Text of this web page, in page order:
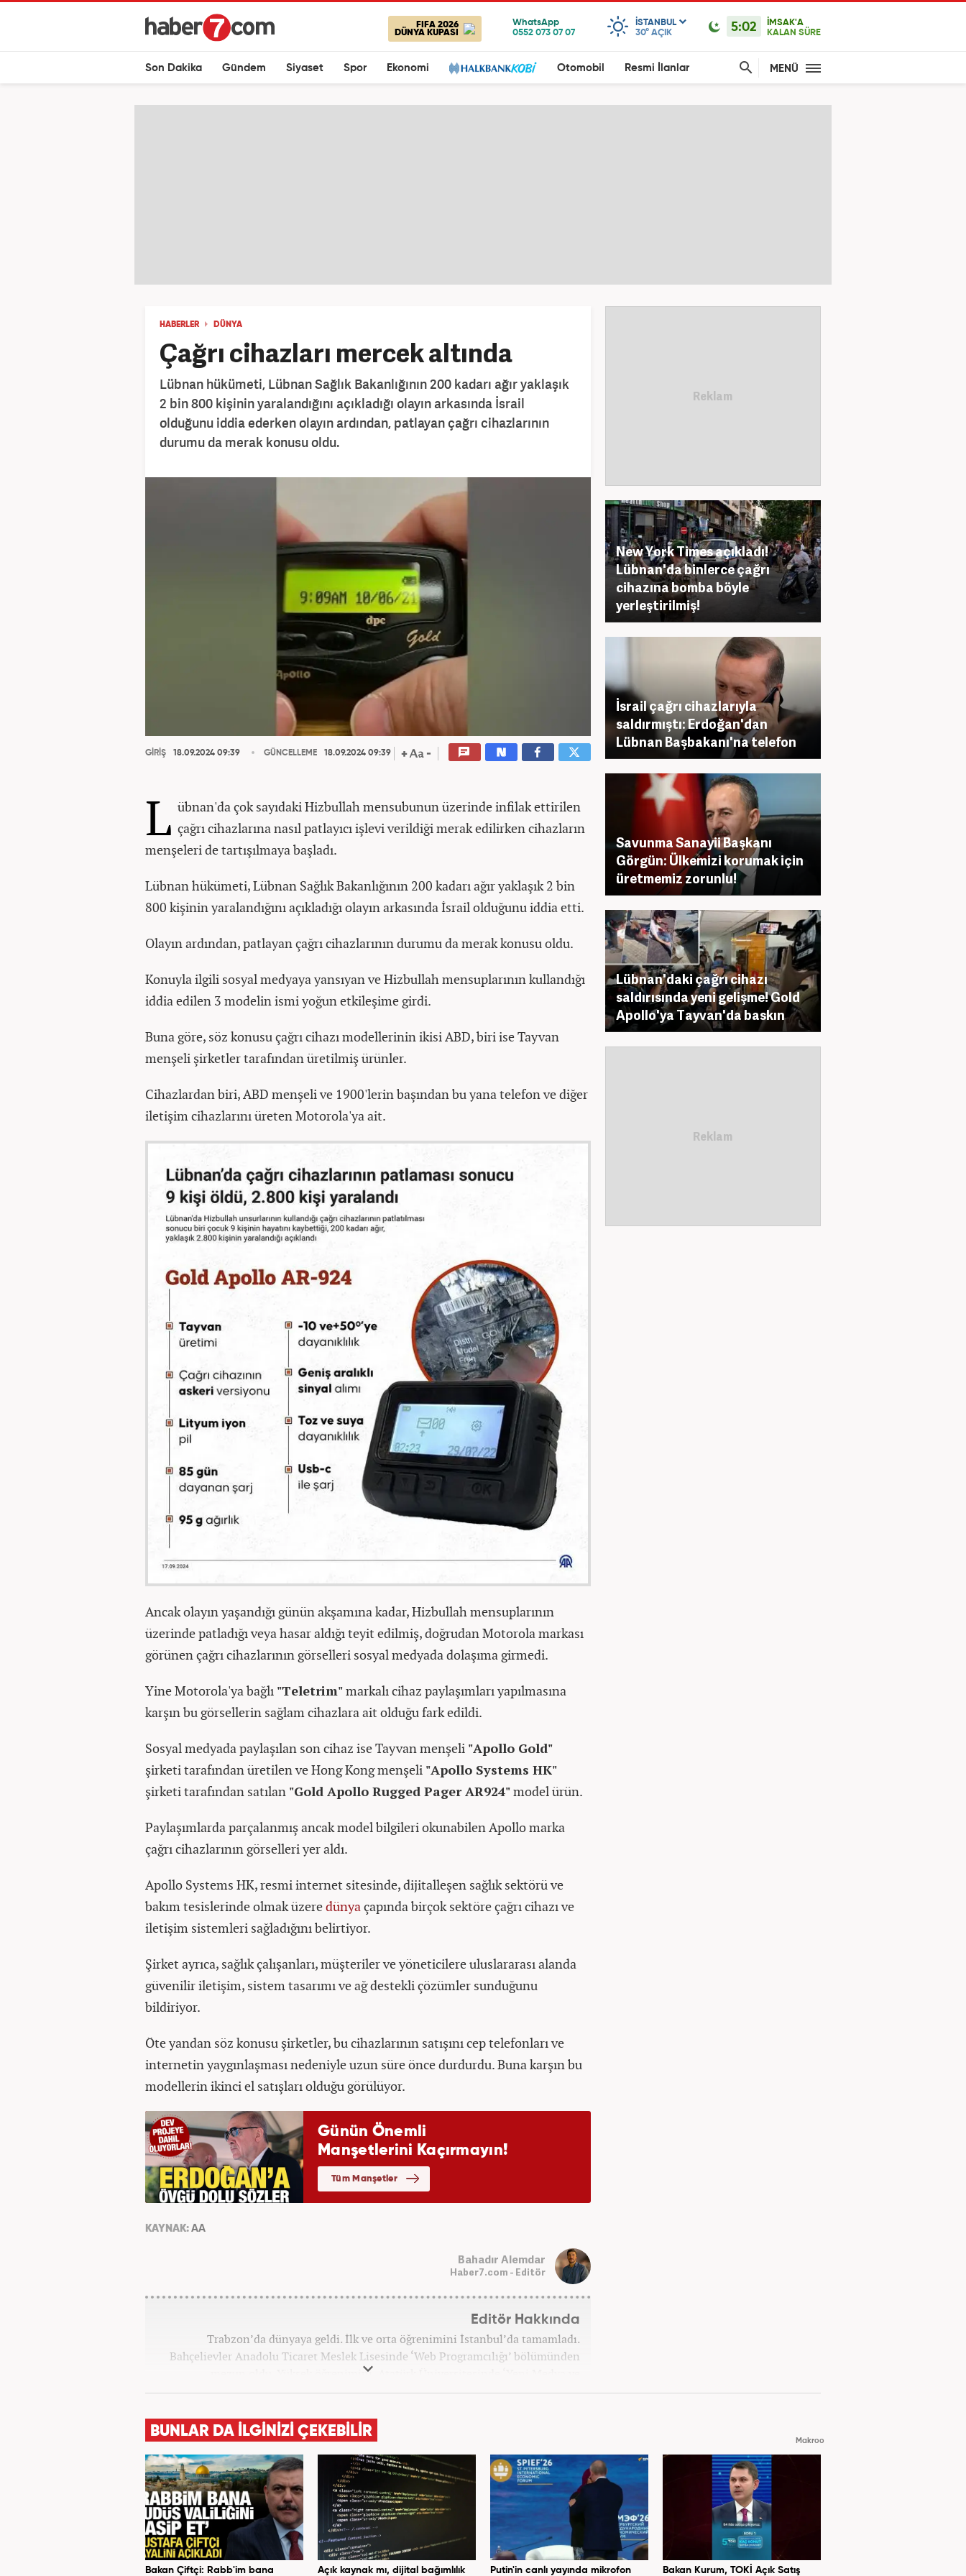
FIFA 2026
DÜNYA KUPASI
ISTANBUL
30° AÇIK 5:02
İMSAK'A
KALAN SÜRE
Son Dakika Gündem Siyaset Spor Ekonomi Otomobil Resmi İlanlar MENÜ
HABERLER DÜNYA
Çağrı cihazları mercek altında
Lübnan hükümeti, Lübnan Sağlık Bakanlığının 200 kadarı ağır yaklaşık
2 bin 800 kişinin yaralandığını açıkladığı olayın arkasında İsrail
olduğunu iddia ederken olayın ardından, patlayan çağrı cihazlarının
durumu da merak konusu oldu.
GİRİŞ 18.09.2024 09:39 GÜNCELLEME 18.09.2024 09:39
L übnan'da çok sayıdaki Hizbullah mensubunun üzerinde infilak ettirilen
çağrı cihazlarına nasıl patlayıcı işlevi verildiği merak edilirken cihazların
menşeleri de tartışılmaya başladı.
Lübnan hükümeti, Lübnan Sağlık Bakanlığının 200 kadarı ağır yaklaşık 2 bin
800 kişinin yaralandığını açıkladığı olayın arkasında İsrail olduğunu iddia etti.
Olayın ardından, patlayan çağrı cihazlarının durumu da merak konusu oldu.
Konuyla ilgili sosyal medyaya yansıyan ve Hizbullah mensuplarının kullandığı
iddia edilen 3 modelin ismi yoğun etkileşime girdi.
Buna göre, söz konusu çağrı cihazı modellerinin ikisi ABD, biri ise Tayvan
menşeli şirketler tarafından üretilmiş ürünler.
Cihazlardan biri, ABD menşeli ve 1900'lerin başından bu yana telefon ve diğer
iletişim cihazlarını üreten Motorola'ya ait.
Ancak olayın yaşandığı günün akşamına kadar, Hizbullah mensuplarının
üzerinde patladığı veya hasar aldığı teyit edilmiş, doğrudan Motorola markası
görünen çağrı cihazlarının görselleri sosyal medyada dolaşıma girmedi.
Yine Motorola'ya bağlı "Teletrim"markalı cihaz paylaşımları yapılmasına
karşın bu görsellerin sağlam cihazlara ait olduğu fark edildi.
Sosyal medyada paylaşılan son cihaz ise Tayvan menşeli "Apollo Gold"
şirketi tarafından üretilen ve Hong Kong menşeli "Apollo Systems HK"
şirketi tarafından satılan "Gold Apollo Rugged Pager AR924"model ürün.
Paylaşımlarda parçalanmış ancak model bilgileri okunabilen Apollo marka
çağrı cihazlarının görselleri yer aldı.
Apollo Systems HK, resmi internet sitesinde, dijitalleşen sağlık sektörü ve
bakım tesislerinde olmak üzeredünyaçapında birçok sektöre çağrı cihazı ve
iletişim sistemleri sağladığını belirtiyor.
Şirket ayrıca, sağlık çalışanları, müşteriler ve yöneticilere uluslararası alanda
güvenilir iletişim, sistem tasarımı ve ağ destekli çözümler sunduğunu
bildiriyor.
Öte yandan söz konusu şirketler, bu cihazlarının satışını cep telefonları ve
internetin yaygınlaşması nedeniyle uzun süre önce durdurdu. Buna karşın bu
modellerin ikinci el satışları olduğu görülüyor.
KAYNAK: AA
Bahadır Alemdar
Haber7.com - Editör
Editör Hakkında
Trabzon’da dünyaya geldi. İlk ve orta öğrenimini İstanbul’da tamamladı.
Bahçelievler Anadolu Ticaret Meslek Lisesinde ‘Web Programcılığı’ bölümünden
mezun oldu. Yüksek öğrenimini, Atatürk Üniversitesinde ‘Yeni Medya ve
Gazetecilik’ mezunu olarak tamamladı. Gazeteciliğe ilk adımını 2011 yılında attı.
üzere ağırlıklı olarak gündem, dünya, ekonomi, spor ve teknoloji kategorilerinde
birçok haber ve röportaja imza atarak galeri ve video hazırladı. Bahadır Alemdar,
meslek hayatına Haber7.com'da aktif olarak devam etmektedir.
New York Times açıkladı!
Lübnan'da binlerce çağrı
cihazına bomba böyle
yerleştirilmiş!
İsrail çağrı cihazlarıyla
saldırmıştı: Erdoğan'dan
Lübnan Başbakanı'na telefon
Savunma Sanayii Başkanı
Görgün: Ülkemizi korumak için
üretmemiz zorunlu!
Lübnan'daki çağrı cihazı
saldırısında yeni gelişme! Gold
Apollo'ya Tayvan'da baskın
BUNLAR DA İLGİNİZİ ÇEKEBİLİR
Makroo
Bakan Çiftçi: Rabb'im bana Açık kaynak mı, dijital bağımlılık Putin'in canlı yayında mikrofon Bakan Kurum, TOKİ Açık Satış